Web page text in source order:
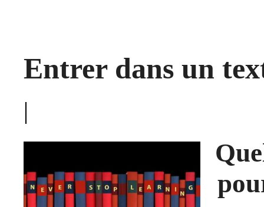
Entrer dans un
|